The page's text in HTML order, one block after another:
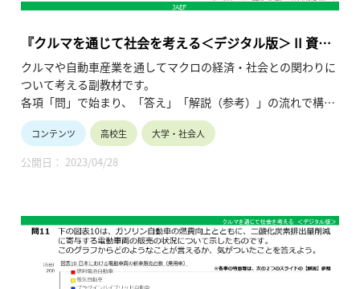
『クルマを通じて社会を考える＜デジタル版＞ II 資
源・エネルギー問題』
クルマや自動車産業を通してマクロの経済・社会との関わりに
ついて考える副教材です。
各項「問」で始まり、「答え」「解説（参考）」の流れで構成
され、授業形態の多様化や生徒の皆さんの自主学習にも対応で
きる仕様です。
この「II 資源・エネルギー問題」では、資源の有限性の視点か
ら、現役世代と将来世代のそれぞれの利益をどう調和させるか
びついていることに対する理解を深めます。
コンテンツ 高校生 大学・社会人
公開日： 2023/04/28